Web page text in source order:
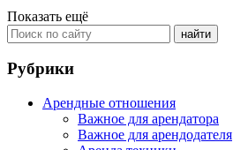
Показать ещё
Рубрики
Арендные отношения
Важное для арендатора
Важное для арендодателя